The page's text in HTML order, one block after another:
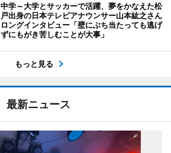
中学～大学とサッカーで活躍、夢をかなえた松
戸出身の日本テレビアナウンサー山本紘之さん
ロングインタビュー「壁にぶち当たっても逃げ
ずにもがき苦しむことが大事」
もっと見る
最新ニュース